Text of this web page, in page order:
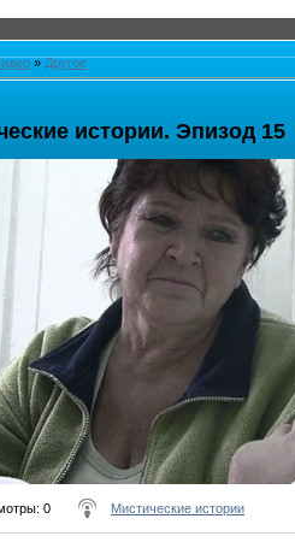
» Другое
истории. Эпизод 15
: 0 Мистические истории